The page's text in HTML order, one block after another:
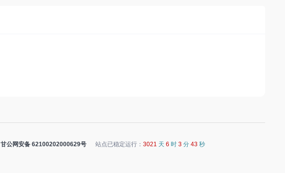
甘公网安备 62100202000629号 站点已稳定运行： 3021 天 6 时 3 分 43 秒